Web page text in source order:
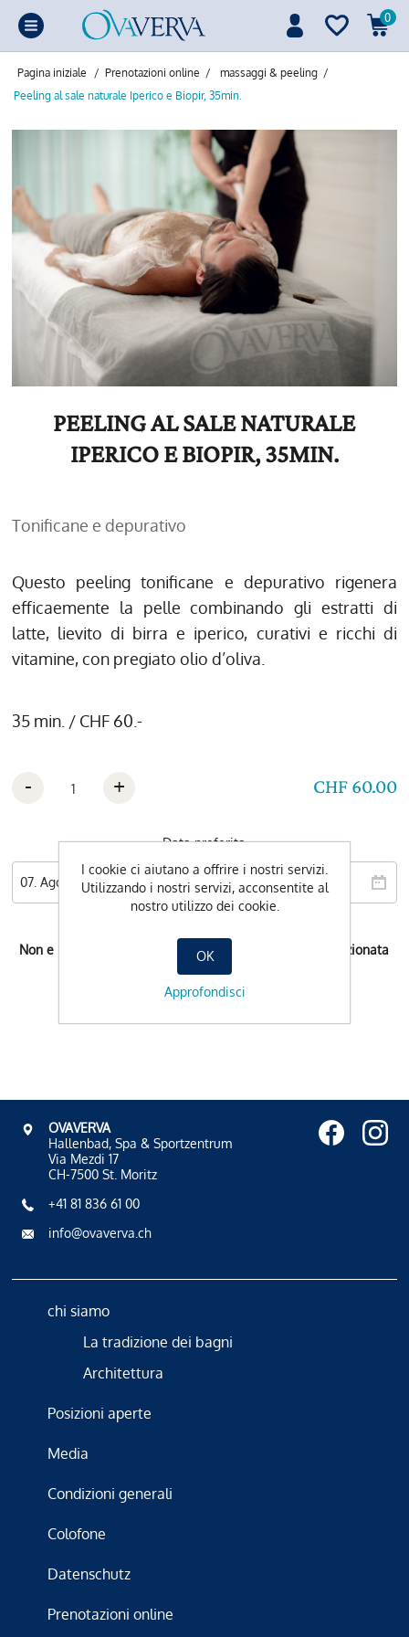
0
Pagina iniziale / Prenotazioni online / massaggi & peeling /
Peeling al sale naturale Iperico e Biopir, 35min.
PEELING AL SALE NATURALE
IPERICO E BIOPIR, 35MIN.
Tonificane e depurativo
Questo peeling tonificane e depurativo rigenera
efficaemente la pelle combinando gli estratti di
latte, lievito di birra e iperico, curativi e ricchi di
vitamine, con pregiato olio d’oliva.
35 min. / CHF 60.-
CHF 60.00
- +
Data preferita
Non e possibile l'orario di prenotazione per la data selezionata
OVAVERVA
Hallenbad, Spa & Sportzentrum
Via Mezdi 17
CH-7500 St. Moritz
+41 81 836 61 00
info@ovaverva.ch
chi siamo
La tradizione dei bagni
Architettura
Posizioni aperte
Media
Condizioni generali
Colofone
Datenschutz
Prenotazioni online
I cookie ci aiutano a offrire i nostri servizi.
Utilizzando i nostri servizi, acconsentite al
nostro utilizzo dei cookie.
OK
Approfondisci